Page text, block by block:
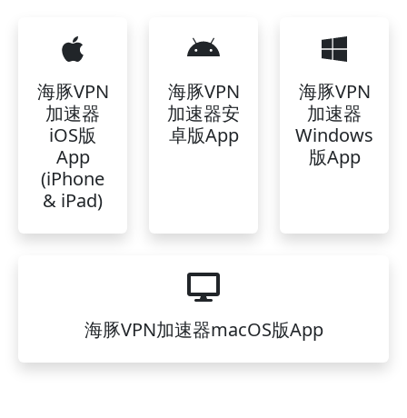
海豚VPN
加速器
iOS版
App
(iPhone
& iPad)
海豚VPN
加速器安
卓版App
海豚VPN
加速器
Windows
版App
海豚VPN加速器macOS版App